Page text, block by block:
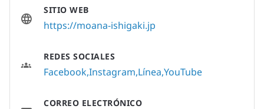
SITIO WEB
https://moana-ishigaki.jp
REDES SOCIALES
FacebookInstagram Línea YouTube
CORREO ELECTRÓNICO